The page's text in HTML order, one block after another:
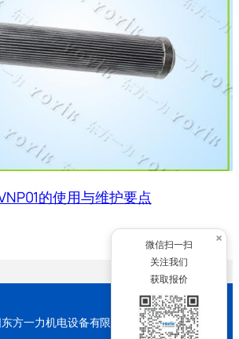
的使用与维护要点
方一力机电设备有限公司 2026 版权所有
×
微信扫一扫
关注我们
获取报价